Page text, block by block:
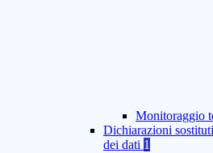
Monitoraggio
Dichiarazioni
dei dati 1